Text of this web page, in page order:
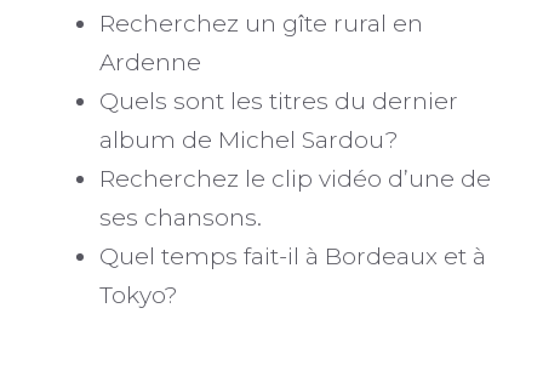
Recherchez un gîte rural en
Ardenne
Quels sont les titres du dernier
album de Michel Sardou?
Recherchez le clip vidéo d’une de
ses chansons.
Quel temps fait-il à Bordeaux et à
Tokyo?